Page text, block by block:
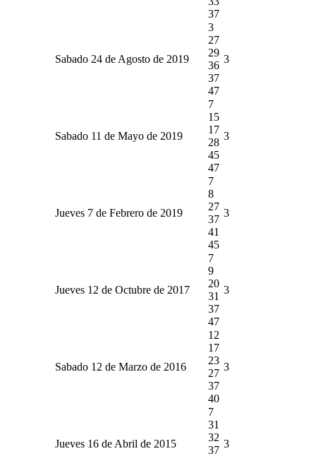
37
Sabado 24 de Agosto de 2019
3
27
29
36
37
47
3
Sabado 11 de Mayo de 2019
7
15
17
28
45
47
3
Jueves 7 de Febrero de 2019
7
8
27
37
41
45
3
Jueves 12 de Octubre de 2017
7
9
20
31
37
47
3
Sabado 12 de Marzo de 2016
12
17
23
27
37
40
3
Jueves 16 de Abril de 2015
7
31
32
37
3